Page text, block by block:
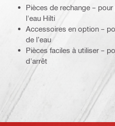
Pièces de rechange –
l'eau Hilti
Accessoires en option –
de l’eau
Pièces faciles à utiliser –
d'arrêt